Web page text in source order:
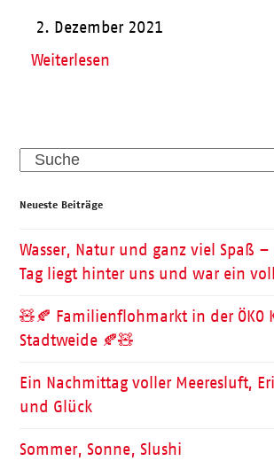
2. Dezember 2021
Weiterlesen
Search
Neueste Beiträge
Wasser, Natur und ganz viel Spaß
Tag liegt hinter uns und war ein
🧸🍂 Familienflohmarkt in der ÖKO
Stadtweide 🍂🧸
Ein Nachmittag voller Meeresluft,
und Glück
Sommer, Sonne, Slushi